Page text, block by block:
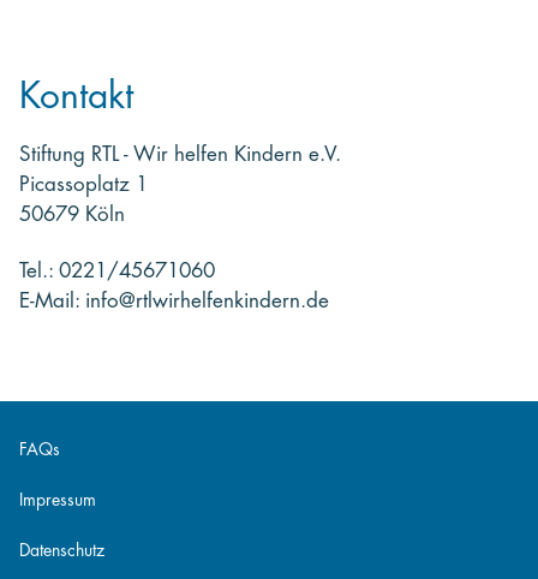
Kontakt
Stiftung RTL - Wir helfen Kindern e.V.
Picassoplatz 1
50679 Köln
Tel.: 0221/45671060
E-Mail: info@rtlwirhelfenkindern.de
FAQs
Impressum
Datenschutz